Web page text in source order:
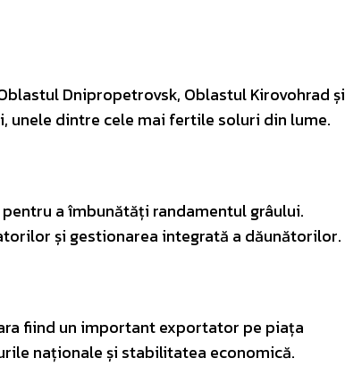
Dnipropetrovsk, Oblastul Kirovohrad și
unele dintre cele mai fertile soluri din lume.
a îmbunătăți randamentul grâului.
și gestionarea integrată a dăunătorilor.
fiind un important exportator pe piața
naționale și stabilitatea economică.